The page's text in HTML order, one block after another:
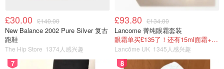
£30.00 £140.00
New Balance 2002 Pure Silver 复古
跑鞋
The Hip Store 1374人感兴趣
£93.80 £134.00
Lancome 菁纯眼霜套装
眼霜单买£135了！还有15ml面霜+5ml精华~！
Lancôme UK 1345人感兴趣
7 8